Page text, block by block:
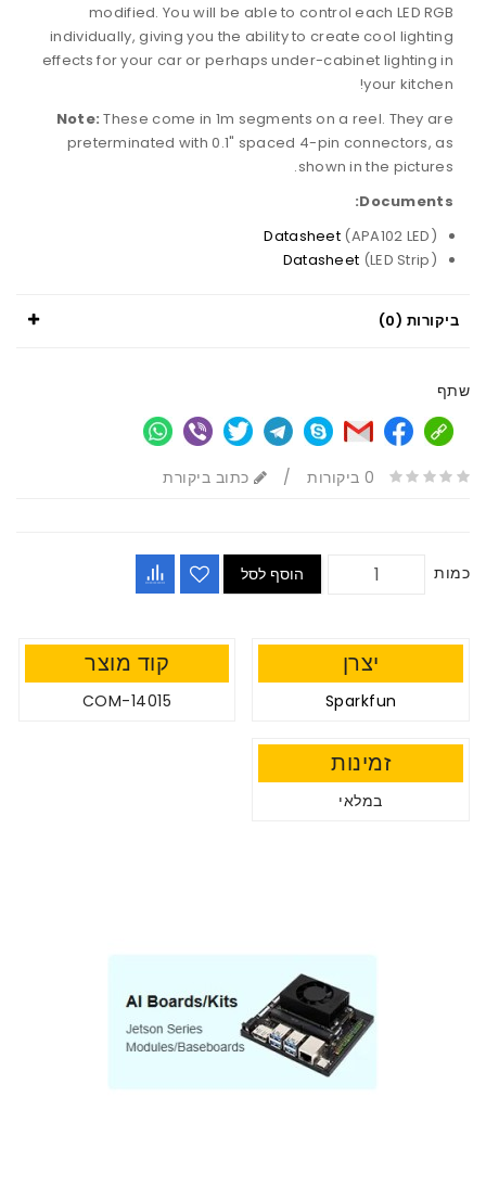
modified. You will be able to control each LED RGB
individually, giving you the ability to create cool lighting
effects for your car or perhaps under-cabinet lighting in
your kitchen!
Note: These come in 1m segments on a reel. They are
preterminated with 0.1" spaced 4-pin connectors, as
shown in the pictures.
Documents:
Datasheet (APA102 LED)
Datasheet (LED Strip)
ביקורות (0)
שתף
0 ביקורות / כתוב ביקורת
כמות הוסף לסל
יצרן
Sparkfun
קוד מוצר
COM-14015
זמינות
במלאי